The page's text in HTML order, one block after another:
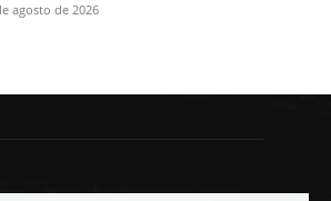
agosto de 2026